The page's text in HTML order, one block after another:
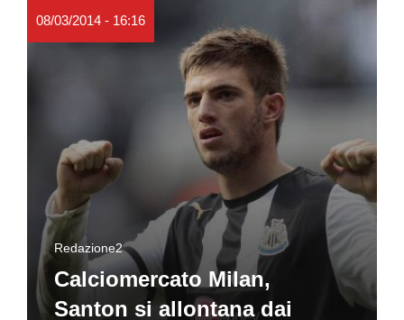
08/03/2014 - 16:16
Redazione2
Calciomercato Milan,
Santon si allontana dai